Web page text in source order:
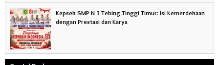
Kepsek SMP N 3 Tebing Tinggi Timur: Isi Kemerdekaan
dengan Prestasi dan Karya